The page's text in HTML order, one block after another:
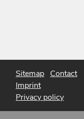
Sitemap Contact
Imprint
Privacy policy